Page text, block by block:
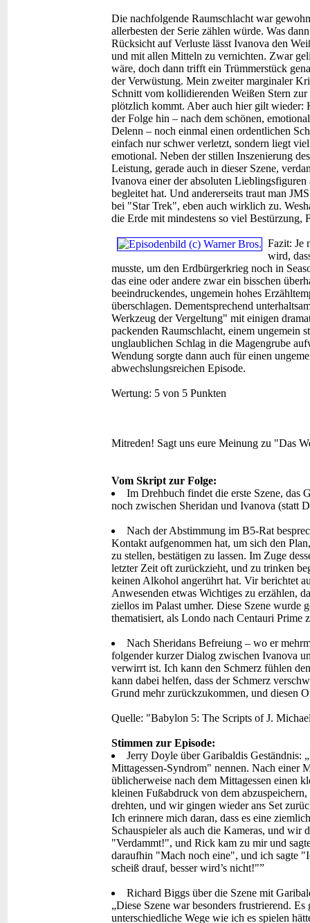
Die nachfolgende Raumschlacht war
allerbesten der Serie zählen würde. Was
Rücksicht auf Verluste lässt Ivanova den
und mit allen Mitteln zu vernichten. Zwar
wäre, doch dann trifft ein Trümmerstück
der Verwüstung. Mein zweiter marginaler
Schnitt vom kollidierenden Weißen Stern
plötzlich kommt. Aber auch hier gilt wieder:
der Folge hin – nach dem schönen,
Delenn – noch einmal einen ordentlichen
einfach nur schwer verletzt, sondern liegt
emotional. Neben der stillen Inszenierung
Leistung, gerade auch in dieser Szene,
Ivanova einer der absoluten
begleitet hat. Und andererseits traut man
bei "Star Trek", eben auch wirklich zu.
die Erde mit mindestens so viel Bestürzung,
Fazit: Je
wird,
musste, um den Erdbürgerkrieg noch in
das eine oder andere zwar ein bisschen
beeindruckendes, ungemein hohes
überschlagen. Dementsprechend
Werkzeug der Vergeltung" mit einigen
packenden Raumschlacht, einem ungemein
unglaublichen Schlag in die Magengrube
Wendung sorgte dann auch für einen
abwechslungsreichen Episode.
Wertung: 5 von 5 Punkten
Mitreden! Sagt uns eure Meinung zu "Das
Vom Skript zur Folge:
Im Drehbuch findet die erste Szene, das
noch zwischen Sheridan und Ivanova (statt
Nach der Abstimmung im B5-Rat
Kontakt aufgenommen hat, um sich den
zu stellen, bestätigen zu lassen. Im Zuge
letzter Zeit oft zurückzieht, und zu trinken
keinen Alkohol angerührt hat. Vir berichtet
Anwesenden etwas Wichtiges zu erzählen,
ziellos im Palast umher. Diese Szene wurde
thematisiert, als Londo nach Centauri Prime
Nach Sheridans Befreiung – wo er
folgender kurzer Dialog zwischen Ivanova
verwirrt ist. Ich kann den Schmerz fühlen
kann dabei helfen, dass der Schmerz
Grund mehr zurückzukommen, und diesen
Quelle: "Babylon 5: The Scripts of J.
Stimmen zur Episode:
Jerry Doyle über Garibaldis Geständnis:
Mittagessen-Syndrom" nennen. Nach einer
üblicherweise nach dem Mittagessen einen
kleinen Fußabdruck von dem
drehten, und wir gingen wieder ans Set
Ich erinnere mich daran, dass es eine
Schauspieler als auch die Kameras, und wir
"Verdammt!", und Rick kam zu mir und
daraufhin "Mach noch eine", und ich sagte
scheiß drauf, besser wird’s nicht!"”
Richard Biggs über die Szene mit
„Diese Szene war besonders frustrierend. Es
unterschiedliche Wege wie ich es spielen